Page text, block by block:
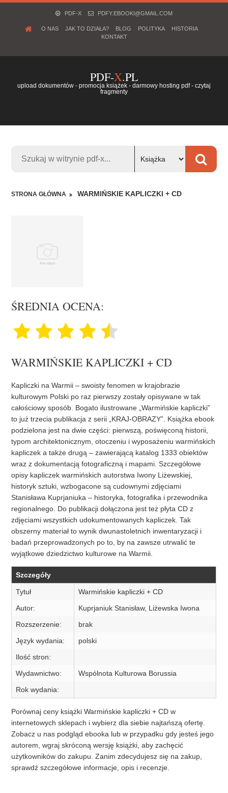
PDF-X PDFY.EBOOKI@GMAIL.COM
O NAS JAK TO DZIAŁA? BLOG POLITYKA
HISTORIA
KONTAKT
PDF-X.PL
upload dokumentów - promocja książek - darmowy hosting pdf - czytaj
fragmenty
STRONA GŁÓWNA WARMIŃSKIE KAPLICZKI + CD
ŚREDNIA OCENA:
WARMIŃSKIE KAPLICZKI + CD
Kapliczki na Warmii – swoisty fenomen w krajobrazie
kulturowym Polski po raz pierwszy zostały opisywane w tak
całościowy sposób. Bogato ilustrowane „Warmińskie kapliczki”
to już trzecia publikacja z serii „KRAJ-OBRAZY”. Książka ebook
podzielona jest na dwie części: pierwszą, poświęconą historii,
typom architektonicznym, otoczeniu i wyposażeniu warmińskich
kapliczek a także drugą – zawierającą katalog 1333 obiektów
wraz z dokumentacją fotograficzną i mapami. Szczegółowe
opisy kapliczek warmińskich autorstwa Iwony Liżewskiej,
historyk sztuki, wzbogacone są cudownymi zdjęciami
Stanisława Kuprjaniuka – historyka, fotografika i przewodnika
regionalnego. Do publikacji dołączona jest też płyta CD z
zdjęciami wszystkich udokumentowanych kapliczek. Tak
obszerny materiał to wynik dwunastoletnich inwentaryzacji i
badań przeprowadzonych po to, by na zawsze utrwalić te
wyjątkowe dziedzictwo kulturowe na Warmii.
Szczegóły
Tytuł
Warmińskie kapliczki + CD
Autor:
Kuprjaniuk Stanisław, Liżewska Iwona
Rozszerzenie:
brak
Język wydania:
polski
Ilość stron:
Wydawnictwo:
Wspólnota Kulturowa Borussia
Rok wydania:
Porównaj ceny książki Warmińskie kapliczki + CD w
internetowych sklepach i wybierz dla siebie najtańszą ofertę.
Zobacz u nas podgląd ebooka lub w przypadku gdy jesteś jego
autorem, wgraj skróconą wersję książki, aby zachęcić
użytkowników do zakupu. Zanim zdecydujesz się na zakup,
sprawdź szczegółowe informacje, opis i recenzje.